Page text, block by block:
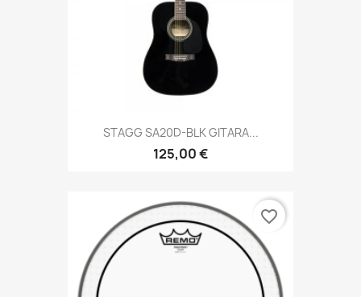
STAGG SA20D-BLK GITARA...
125,00 €
favorite_border